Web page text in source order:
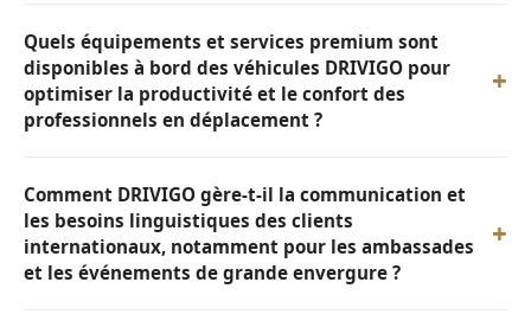
Quels équipements et services premium sont
disponibles à bord des véhicules DRIVIGO pour
optimiser la productivité et le confort des
professionnels en déplacement ?
+
Comment DRIVIGO gère-t-il la communication et
les besoins linguistiques des clients
internationaux, notamment pour les ambassades
et les événements de grande envergure ?
+